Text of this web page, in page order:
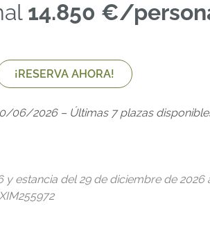
14.850 €/
¡RESERVA AHORA!
06/2026 – Últimas 7 plazas
estancia del 29 de diciembre de